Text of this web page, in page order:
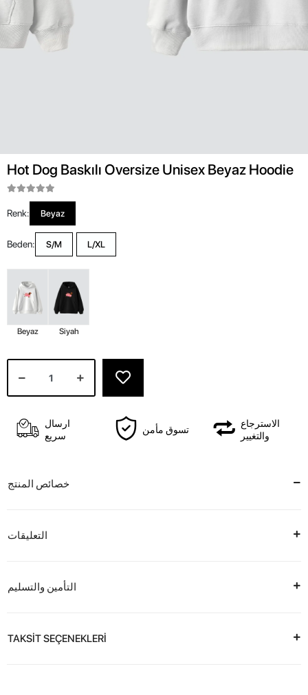
Hot Dog Baskılı Oversize Unisex Beyaz Hoodie
Renk: Beyaz
Beden: S/M L/XL
Beyaz Siyah
ارسال
سريع
تسوق مأمن
الاسترجاع
والتغيير
خصائص المنتج
التعليقات
التأمين والتسليم
TAKSİT SEÇENEKLERİ